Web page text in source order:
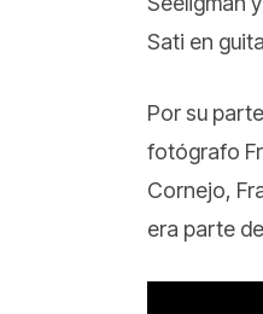
Sati en
Por su
fotógrafo
Cornejo,
era parte